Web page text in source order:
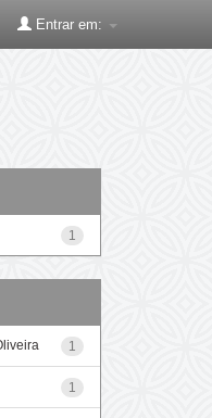
Entrar em:
1
1
1